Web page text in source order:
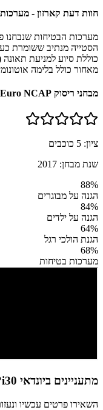
חוות דעת קארזון -
מערכות הבטיחות שנבחנו
הסטייה מנתיב ששומרת
כוללת סיוע למניעת
מאחור כולל בלימה
מבחני ריסוק Euro NCAP
ציון: 5 כוכבים
שנת מבחן: 2017
88%
הגנה על מבוגרים
84%
הגנה על ילדים
64%
הגנת הולכי רגל
68%
מערכות בטיחות
מתעניינים ביונדאי i30
השאירו פרטים עכשיו